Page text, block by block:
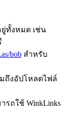
ทั้งหมด เช่น
bob สำหรับ
ถึงอัปโหลดไฟล์
รถใช้ WinkLinks